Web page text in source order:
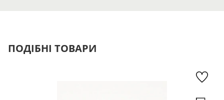
ПОДІБНІ ТОВАРИ